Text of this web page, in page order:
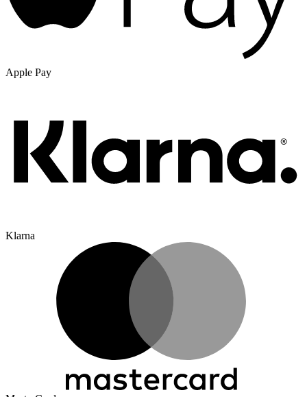
Apple Pay
Klarna